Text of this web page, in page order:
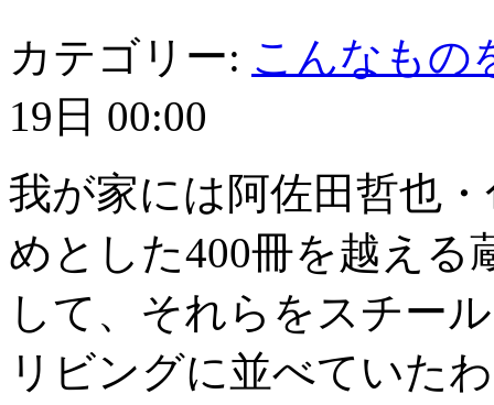
カテゴリー: こんなもの
19日 00:00
我が家には阿佐田哲也
めとした400冊を越える
して、それらをスチー
リビングに並べていた